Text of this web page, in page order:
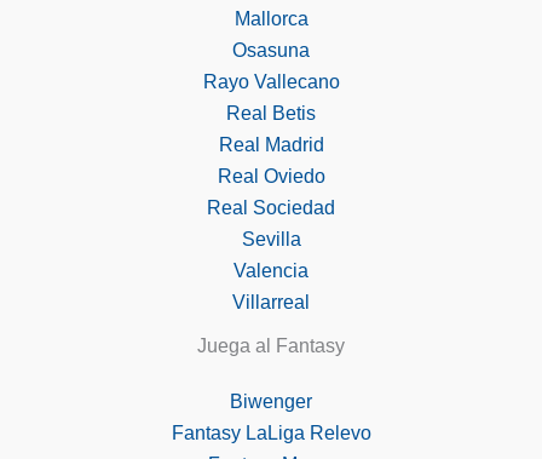
Mallorca
Osasuna
Rayo Vallecano
Real Betis
Real Madrid
Real Oviedo
Real Sociedad
Sevilla
Valencia
Villarreal
Juega al Fantasy
Biwenger
Fantasy LaLiga Relevo